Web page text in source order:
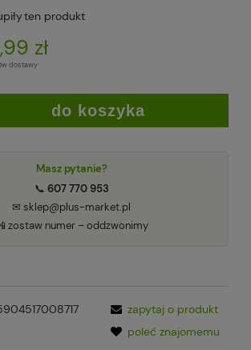
ten produkt
zł
dostawy
do koszyka
Masz pytanie?
📞 607 770 953
✉ sklep@plus-market.pl
zostaw numer – oddzwonimy
zapytaj o produkt
poleć znajomemu